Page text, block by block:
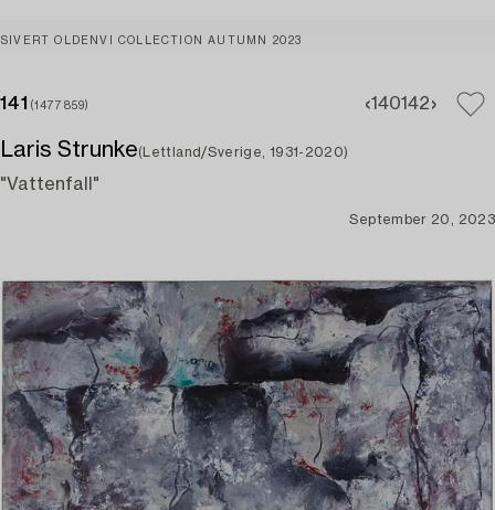
SIVERT OLDENVI COLLECTION AUTUMN 2023
141 (1477859) 140142
Laris Strunke(Lettland/Sverige, 1931-2020)
"Vattenfall"
September 20, 2023